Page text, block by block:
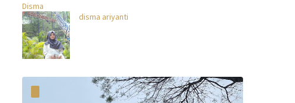
Disma
disma ariyanti